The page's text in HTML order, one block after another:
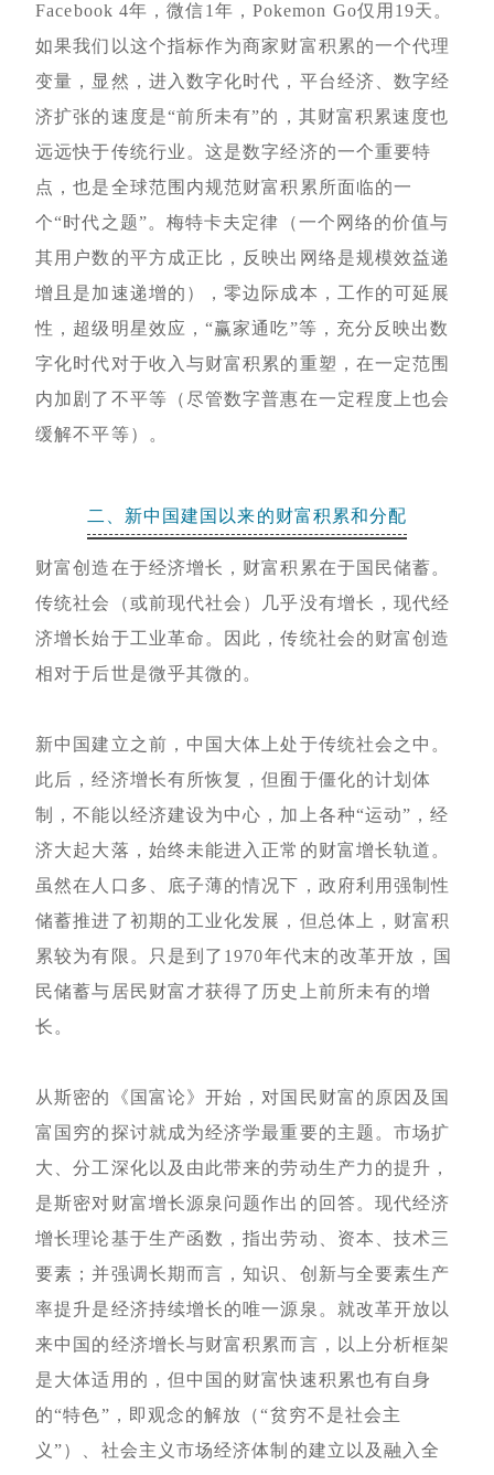
Facebook 4年，微信1年，Pokemon Go仅用19天。
如果我们以这个指标作为商家财富积累的一个代理
变量，显然，进入数字化时代，平台经济、数字经
济扩张的速度是“前所未有”的，其财富积累速度也
远远快于传统行业。这是数字经济的一个重要特
点，也是全球范围内规范财富积累所面临的一
个“时代之题”。梅特卡夫定律（一个网络的价值与
其用户数的平方成正比，反映出网络是规模效益递
增且是加速递增的），零边际成本，工作的可延展
性，超级明星效应，“赢家通吃”等，充分反映出数
字化时代对于收入与财富积累的重塑，在一定范围
内加剧了不平等（尽管数字普惠在一定程度上也会
缓解不平等）。
二、新中国建国以来的财富积累和分配
财富创造在于经济增长，财富积累在于国民储蓄。
传统社会（或前现代社会）几乎没有增长，现代经
济增长始于工业革命。因此，传统社会的财富创造
相对于后世是微乎其微的。
新中国建立之前，中国大体上处于传统社会之中。
此后，经济增长有所恢复，但囿于僵化的计划体
制，不能以经济建设为中心，加上各种“运动”，经
济大起大落，始终未能进入正常的财富增长轨道。
虽然在人口多、底子薄的情况下，政府利用强制性
储蓄推进了初期的工业化发展，但总体上，财富积
累较为有限。只是到了1970年代末的改革开放，国
民储蓄与居民财富才获得了历史上前所未有的增
长。
从斯密的《国富论》开始，对国民财富的原因及国
富国穷的探讨就成为经济学最重要的主题。市场扩
大、分工深化以及由此带来的劳动生产力的提升，
是斯密对财富增长源泉问题作出的回答。现代经济
增长理论基于生产函数，指出劳动、资本、技术三
要素；并强调长期而言，知识、创新与全要素生产
率提升是经济持续增长的唯一源泉。就改革开放以
来中国的经济增长与财富积累而言，以上分析框架
是大体适用的，但中国的财富快速积累也有自身
的“特色”，即观念的解放（“贫穷不是社会主
义”）、社会主义市场经济体制的建立以及融入全